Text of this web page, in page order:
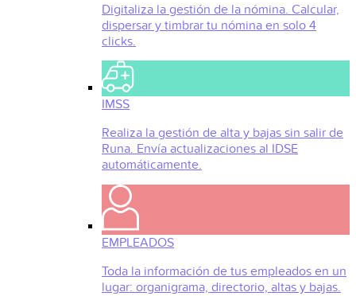
Digitaliza la gestión de la nómina. Calcular,
dispersar y timbrar tu nómina en solo 4
clicks.
IMSS
Realiza la gestión de alta y bajas sin salir de
Runa. Envía actualizaciones al IDSE
automáticamente.
EMPLEADOS
Toda la información de tus empleados en un
lugar: organigrama, directorio, altas y bajas.